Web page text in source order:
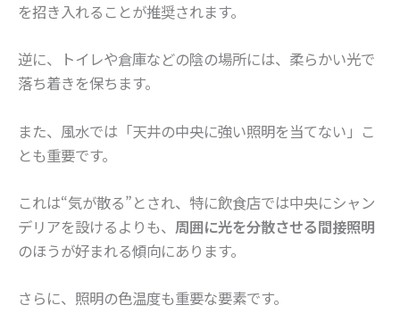
を招き入れることが推奨されます。
逆に、トイレや倉庫などの陰の場所には、柔らかい光で
落ち着きを保ちます。
また、風水では「天井の中央に強い照明を当てない」こ
とも重要です。
これは“気が散る”とされ、特に飲食店では中央にシャン
デリアを設けるよりも、 周囲に光を分散させる間接照明
のほうが好まれる傾向にあります。
さらに、照明の色温度も重要な要素です。